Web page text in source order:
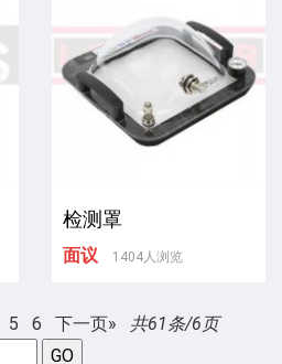
检测罩
面议 1404人浏览
5 6 下一页» 共61条/6页